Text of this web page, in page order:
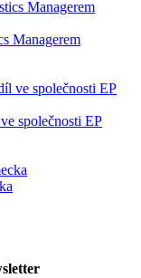
Managerem
společnosti EP